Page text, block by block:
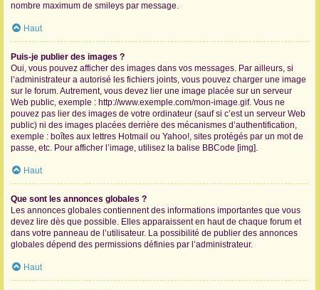
nombre maximum de smileys par message.
Haut
Puis-je publier des images ?
Oui, vous pouvez afficher des images dans vos messages. Par ailleurs, si
l’administrateur a autorisé les fichiers joints, vous pouvez charger une image
sur le forum. Autrement, vous devez lier une image placée sur un serveur
Web public, exemple : http://www.exemple.com/mon-image.gif. Vous ne
pouvez pas lier des images de votre ordinateur (sauf si c’est un serveur Web
public) ni des images placées derrière des mécanismes d’authentification,
exemple : boîtes aux lettres Hotmail ou Yahoo!, sites protégés par un mot de
passe, etc. Pour afficher l’image, utilisez la balise BBCode [img].
Haut
Que sont les annonces globales ?
Les annonces globales contiennent des informations importantes que vous
devez lire dès que possible. Elles apparaissent en haut de chaque forum et
dans votre panneau de l’utilisateur. La possibilité de publier des annonces
globales dépend des permissions définies par l’administrateur.
Haut